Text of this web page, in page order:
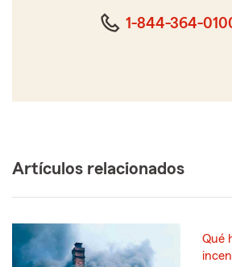
1-844-364-
Artículos relacionados
Qué